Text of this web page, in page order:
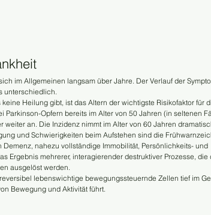
im Allgemeinen langsam über Jahre. Der Verlauf der
unterschiedlich.
Heilung gibt, ist das Altern der wichtigste Risikofaktor für
Parkinson-Opfern bereits im Alter von 50 Jahren (in seltenen
weiter an. Die Inzidenz nimmt im Alter von 60 Jahren
und Schwierigkeiten beim Aufstehen sind die
nahezu vollständige Immobilität, Persönlichkeits- und
Ergebnis mehrerer, interagierender destruktiver Prozesse,
ausgelöst werden.
lebenswichtige bewegungssteuernde Zellen tief im
Bewegung und Aktivität führt.